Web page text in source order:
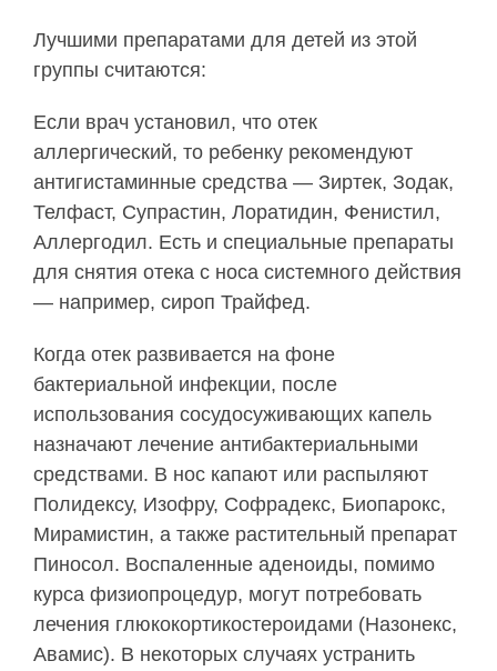
Лучшими препаратами для детей из этой
группы считаются:
Если врач установил, что отек
аллергический, то ребенку рекомендуют
антигистаминные средства — Зиртек, Зодак,
Телфаст, Супрастин, Лоратидин, Фенистил,
Аллергодил. Есть и специальные препараты
для снятия отека с носа системного действия
— например, сироп Трайфед.
Когда отек развивается на фоне
бактериальной инфекции, после
использования сосудосуживающих капель
назначают лечение антибактериальными
средствами. В нос капают или распыляют
Полидексу, Изофру, Софрадекс, Биопарокс,
Мирамистин, а также растительный препарат
Пиносол. Воспаленные аденоиды, помимо
курса физиопроцедур, могут потребовать
лечения глюкокортикостероидами (Назонекс,
Авамис). В некоторых случаях устранить